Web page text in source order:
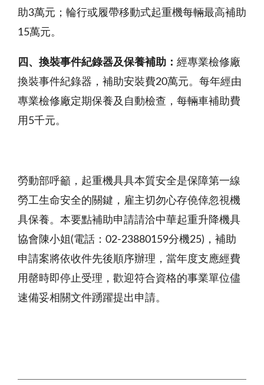
助3萬元；輪行或履帶移動式起重機每輛最高補助
15萬元。
四、換裝事件紀錄器及保養補助： 經專業檢修廠
換裝事件紀錄器，補助安裝費20萬元。每年經由
專業檢修廠定期保養及自動檢查，每輛車補助費
用5千元。
勞動部呼籲，起重機具具本質安全是保障第一線
勞工生命安全的關鍵，雇主切勿心存僥倖忽視機
具保養。本要點補助申請請洽中華起重升降機具
協會陳小姐(電話：02-23880159分機25)，補助
申請案將依收件先後順序辦理，當年度支應經費
用罄時即停止受理，歡迎符合資格的事業單位儘
速備妥相關文件踴躍提出申請。